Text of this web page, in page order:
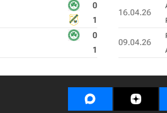
0
1
0
1
16.04.26
09.04.26